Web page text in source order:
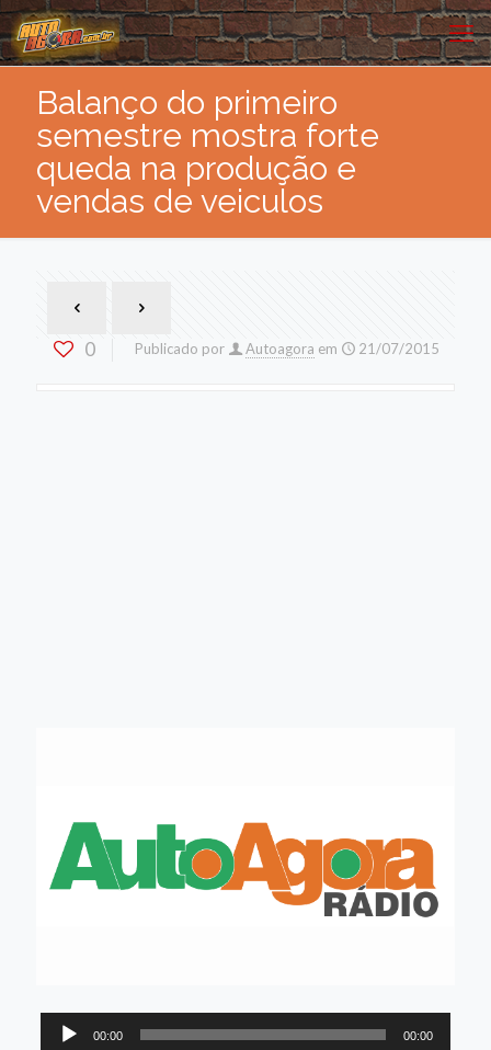
Balanço do primeiro
semestre mostra forte
queda na produção e
vendas de veiculos
0 Publicado por Autoagora em 21/07/2015
Tocador
00:00 00:00